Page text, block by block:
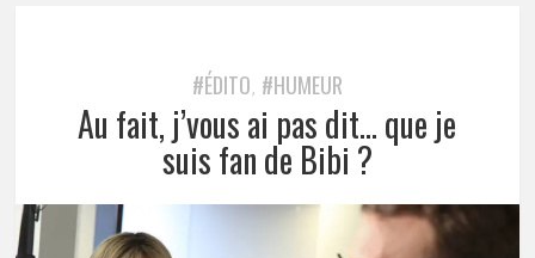
#ÉDITO, #HUMEUR
Au fait, j’vous ai pas dit… que je
suis fan de Bibi ?